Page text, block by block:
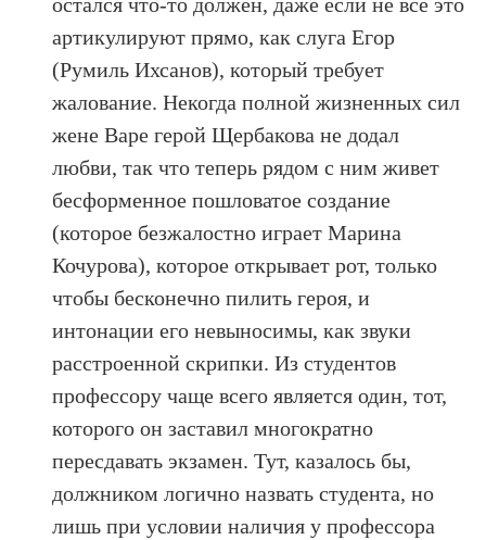
артикулируют прямо, как слуга Егор
(Румиль Ихсанов), который требует
жалование. Некогда полной жизненных сил
жене Варе герой Щербакова не додал
любви, так что теперь рядом с ним живет
бесформенное пошловатое создание
(которое безжалостно играет Марина
Кочурова), которое открывает рот, только
чтобы бесконечно пилить героя, и
интонации его невыносимы, как звуки
расстроенной скрипки. Из студентов
профессору чаще всего является один, тот,
которого он заставил многократно
пересдавать экзамен. Тут, казалось бы,
должником логично назвать студента, но
лишь при условии наличия у профессора